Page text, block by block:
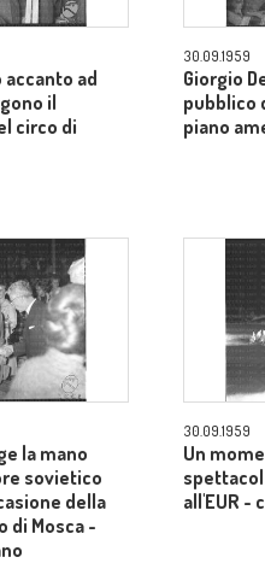
ad
il
circo di
30.09.1959
Giorgio
pubblico
piano
la mano
sovietico
della
di Mosca -
30.09.1959
Un
all'EUR -